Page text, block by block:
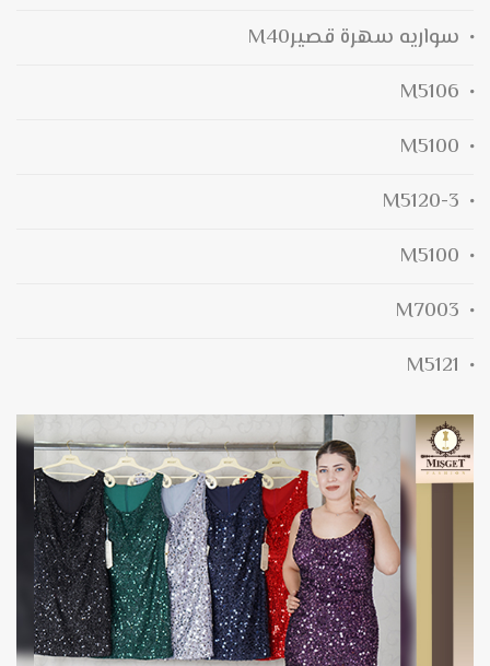
سواريه سهرة قصيرM40
M5106
M5100
M5120-3
M5100
M7003
M5121